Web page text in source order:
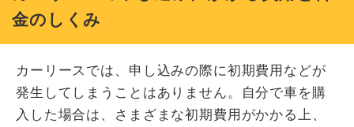
金のしくみ
カーリースでは、申し込みの際に初期費用などが
発生してしまうことはありません。自分で車を購
入した場合は、さまざまな初期費用がかかる上、